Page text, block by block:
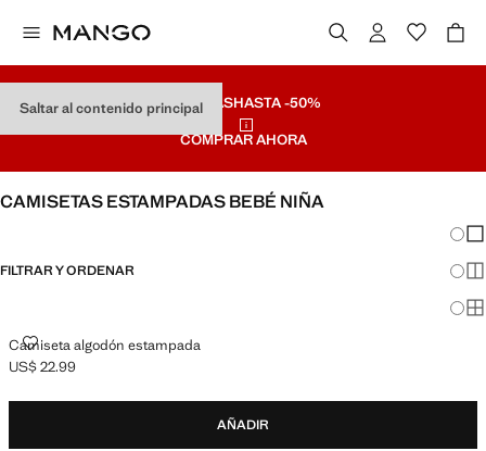
Saltar al contenido principal
REBAJASHASTA -50%
COMPRAR AHORA
CAMISETAS ESTAMPADAS BEBÉ NIÑA
FILTRAR Y ORDENAR
Camiseta algodón estampada
CAMISETA ALGODÓN ESTAMPADA
Precio actual [US$ 22.99 ]
US$ 22.99
AÑADIR